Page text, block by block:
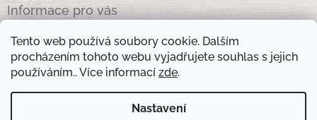
Tento web používá soubory cookie. Dalším
procházením tohoto webu vyjadřujete souhlas s jejich
používáním.. Více informací zde.
Nastavení
Informace pro vás
Obchodní podmínky
Podmínky ochrany osobních údajů
Kontakty
Otevírací doba prodejny: pondělí - pátek - 8.30 -17.00 , sobota 9.00-11 .00